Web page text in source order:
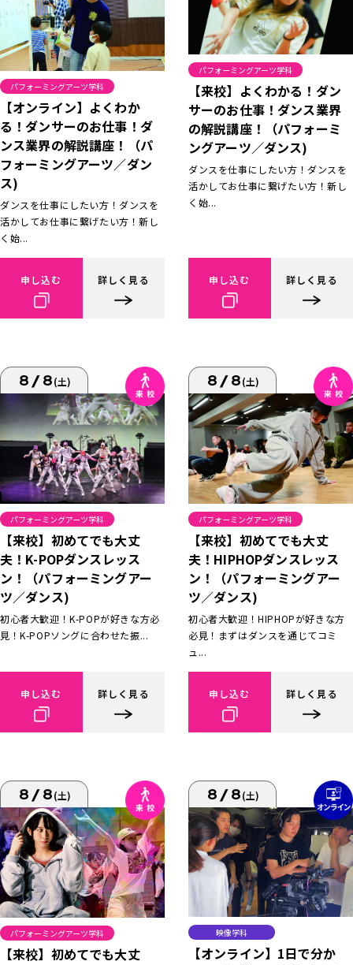
パフォーミングアーツ学科
【オンライン】よくわか
る！ダンサーのお仕事！ダ
ンス業界の解説講座！（パ
フォーミングアーツ／ダン
ス)
ダンスを仕事にしたい方！ダンスを
活かしてお仕事に繋げたい方！新し
く始...
申し込む 詳しく見る
パフォーミングアーツ学科
【来校】よくわかる！ダン
サーのお仕事！ダンス業界
の解説講座！（パフォーミ
ングアーツ／ダンス)
ダンスを仕事にしたい方！ダンスを
活かしてお仕事に繋げたい方！新し
く始...
申し込む 詳しく見る
8/8(土)
パフォーミングアーツ学科
【来校】初めてでも大丈
夫！K-POPダンスレッス
ン！（パフォーミングアー
ツ／ダンス)
初心者大歓迎！K-POPが好きな方必
見！K-POPソングに合わせた振...
申し込む 詳しく見る
8/8(土)
パフォーミングアーツ学科
【来校】初めてでも大丈
夫！HIPHOPダンスレッス
ン！（パフォーミングアー
ツ／ダンス)
初心者大歓迎！HIPHOPが好きな方
必見！まずはダンスを通じてコミ
ュ...
申し込む 詳しく見る
8/8(土)
パフォーミングアーツ学科
【来校】初めてでも大丈
8/8(土)
映像学科
【オンライン】1日で分か